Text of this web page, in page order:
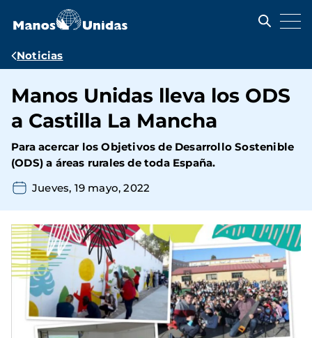
contenido
Ruta
navegación
Noticias
Manos Unidas lleva los ODS
a Castilla La Mancha
Para acercar los Objetivos de Desarrollo Sostenible
(ODS) a áreas rurales de toda España.
Jueves, 19 mayo, 2022